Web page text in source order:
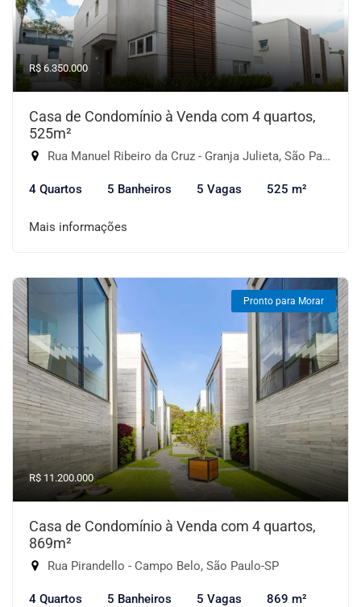
R$ 6.350.000
Casa de Condomínio à Venda com 4 quartos,
525m²
Rua Manuel Ribeiro da Cruz - Granja Julieta, São Paulo-SP
4 Quartos 5 Banheiros 5 Vagas 525 m²
Mais informações
Pronto para Morar
R$ 11.200.000
Casa de Condomínio à Venda com 4 quartos,
869m²
Rua Pirandello - Campo Belo, São Paulo-SP
4 Quartos 5 Banheiros 5 Vagas 869 m²